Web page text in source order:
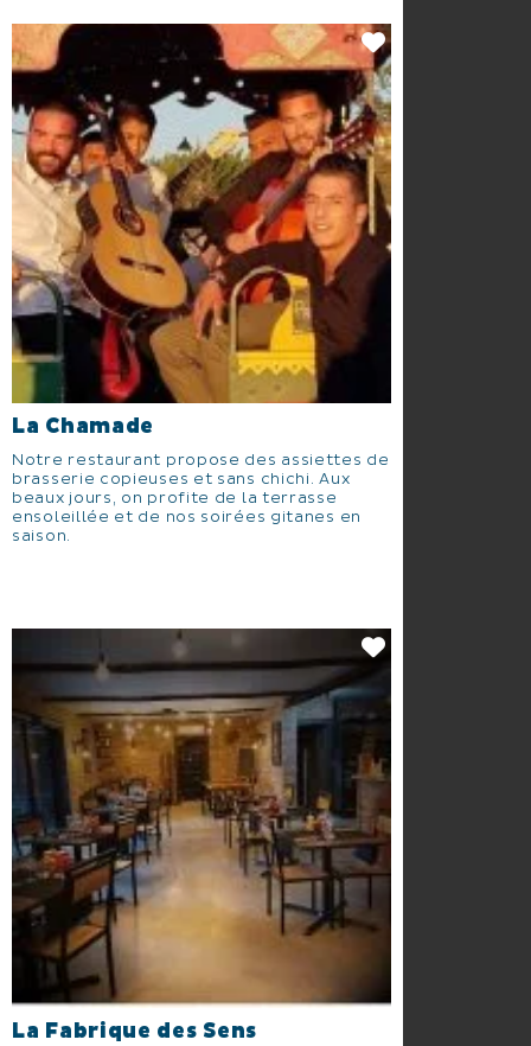
La Chamade
Notre restaurant propose des assiettes de
brasserie copieuses et sans chichi. Aux
beaux jours, on profite de la terrasse
ensoleillée et de nos soirées gitanes en
saison.
La Fabrique des Sens